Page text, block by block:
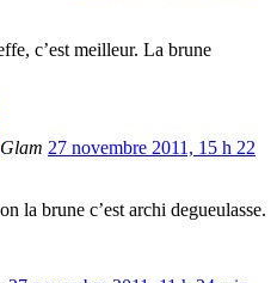
c’est meilleur. La brune
Glam 27 novembre 2011, 15 h 22
la brune c’est archi degueulasse.